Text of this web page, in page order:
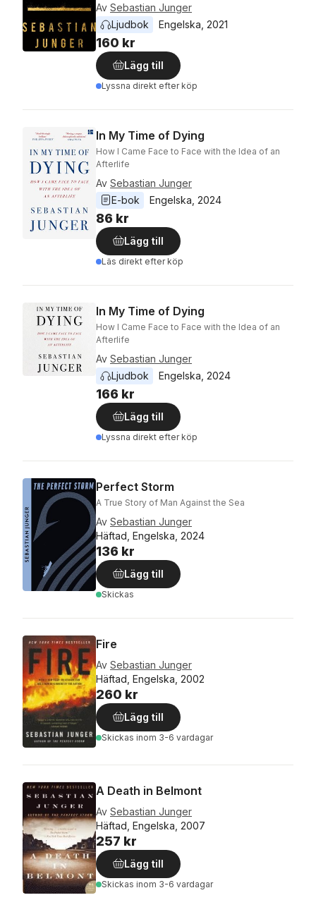
Av Sebastian Junger
Ljudbok
Engelska 2021
160 kr
Lägg till
Lyssna direkt efter köp
In My Time of Dying
How I Came Face to Face with the Idea of an
Afterlife
Av Sebastian Junger
E-bok
Engelska 2024
86 kr
Lägg till
Läs direkt efter köp
In My Time of Dying
How I Came Face to Face with the Idea of an
Afterlife
Av Sebastian Junger
Ljudbok
Engelska 2024
166 kr
Lägg till
Lyssna direkt efter köp
Perfect Storm
A True Story of Man Against the Sea
Av Sebastian Junger
Häftad, Engelska, 2024
136 kr
Lägg till
Skickas
Fire
Av Sebastian Junger
Häftad, Engelska, 2002
260 kr
Lägg till
Skickas inom 3-6 vardagar
A Death in Belmont
Av Sebastian Junger
Häftad, Engelska, 2007
257 kr
Lägg till
Skickas inom 3-6 vardagar